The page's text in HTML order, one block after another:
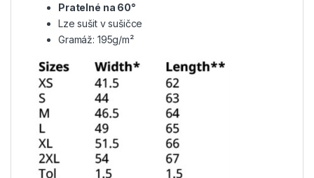
Pratelné na 60°
Lze sušit v sušičce
Gramáž: 195g/m²